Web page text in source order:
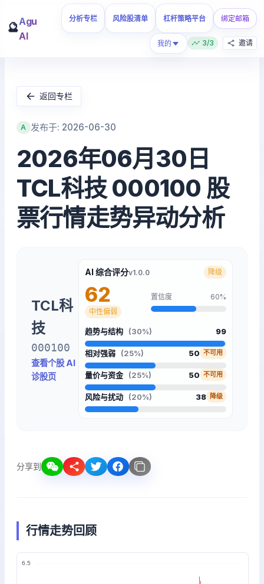
🔮Agu
AI
分析专栏 风险股清单 杠杆策略平台 绑定邮箱
我的 3/3 邀请
返回专栏
A 发布于: 2026-06-30
2026年06月30日
TCL科技 000100 股
票行情走势异动分析
TCL科
技
000100
查看个股 AI
诊股页
AI 综合评分v1.0.0 降级
62
中性偏弱
置信度 60%
趋势与结构 (30%) 99
相对强弱 (25%) 50 不可用
量价与资金 (25%) 50 不可用
风险与扰动 (20%) 38 降级
分享到
行情走势回顾